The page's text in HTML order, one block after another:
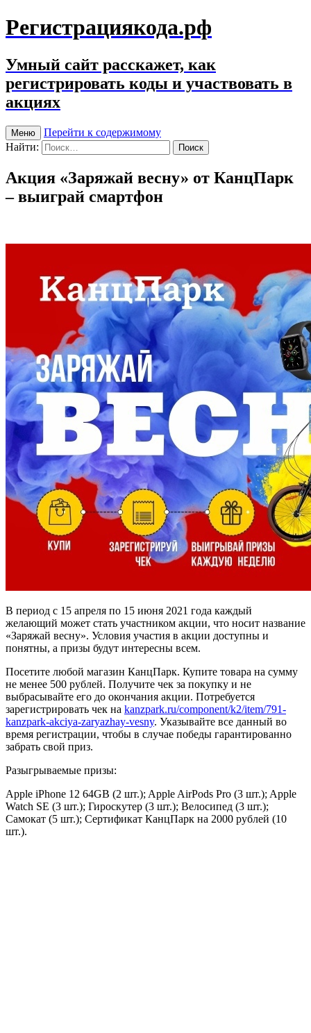
Регистрациякода.рф
Умный сайт расскажет, как
регистрировать коды и участвовать в
акциях
Меню
Перейти к содержимому
Найти:
Акция «Заряжай весну» от КанцПарк
– выиграй смартфон
В период с 15 апреля по 15 июня 2021 года каждый
желающий может стать участником акции, что носит название
«Заряжай весну». Условия участия в акции доступны и
понятны, а призы будут интересны всем.
Посетите любой магазин КанцПарк. Купите товара на сумму
не менее 500 рублей. Получите чек за покупку и не
выбрасывайте его до окончания акции. Потребуется
зарегистрировать чек на kanzpark.ru/component/k2/item/791-
kanzpark-akciya-zaryazhay-vesny. Указывайте все данный во
время регистрации, чтобы в случае победы гарантированно
забрать свой приз.
Разыгрываемые призы:
Apple iPhone 12 64GB (2 шт.); Apple AirPods Pro (3 шт.); Apple
Watch SE (3 шт.); Гироскутер (3 шт.); Велосипед (3 шт.);
Самокат (5 шт.); Сертификат КанцПарк на 2000 рублей (10
шт.).